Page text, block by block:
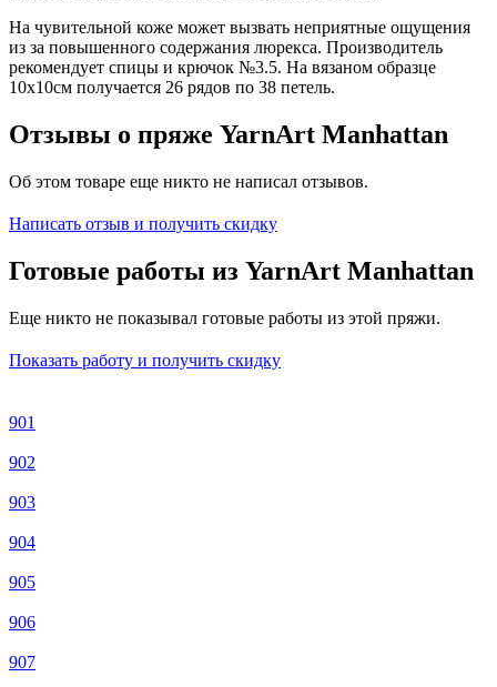
На чувительной коже может вызвать неприятные ощущения
из за повышенного содержания люрекса. Производитель
рекомендует спицы и крючок №3.5. На вязаном образце
10х10см получается 26 рядов по 38 петель.
Отзывы о пряже YarnArt Manhattan
Об этом товаре еще никто не написал отзывов.
Написать отзыв и получить скидку
Готовые работы из YarnArt Manhattan
Еще никто не показывал готовые работы из этой пряжи.
Показать работу и получить скидку
901
902
903
904
905
906
907